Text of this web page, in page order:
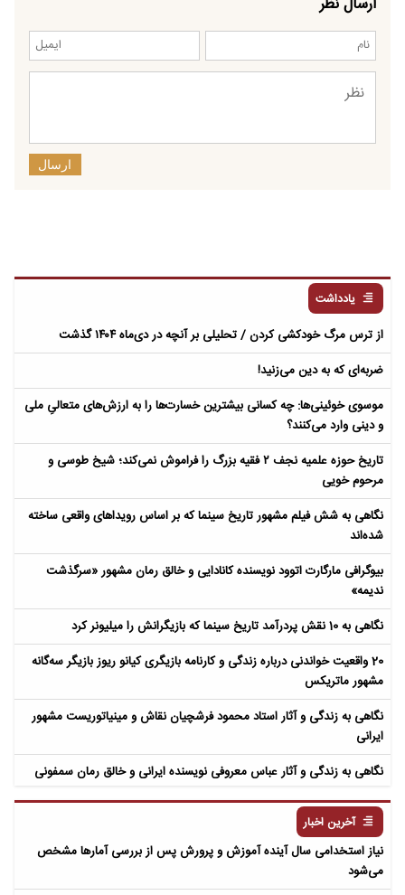
ارسال
یادداشت
از ترس مرگ خودکشی کردن / تحلیلی بر آنچه در دی‌ماه ۱۴۰۴ گذشت
ضربه‌ای که به دین می‌زنید!
موسوی خوئینی‌ها: چه کسانی بیشترین خسارت‌ها را به ارزش‌های متعالیِ ملی
و دینی وارد می‌کنند؟
تاریخ حوزه علمیه نجف ۲ فقیه بزرگ را فراموش نمی‌کند؛ شیخ طوسی و
مرحوم خویی
نگاهی به شش فیلم مشهور تاریخ سینما که بر اساس رویداهای واقعی ساخته
شده‌اند
بیوگرافی مارگارت اتوود نویسنده کانادایی و خالق رمان مشهور «سرگذشت
ندیمه»
نگاهی به 10 نقش پردرآمد تاریخ سینما که بازیگرانش را میلیونر کرد
20 واقعیت خواندنی درباره زندگی و کارنامه بازیگری کیانو ریوز بازیگر سه‌گانه
مشهور ماتریکس
نگاهی به زندگی و آثار استاد محمود فرشچیان نقاش و مینیاتوریست مشهور
ایرانی
نگاهی به زندگی و آثار عباس معروفی نویسنده ایرانی و خالق رمان سمفونی
آخرین اخبار
نیاز استخدامی سال آینده آموزش و پرورش پس از بررسی آمارها مشخص
می‌شود